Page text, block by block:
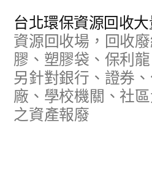
台北環保資源回收
資源回收場，回收
膠、塑膠袋、保利
另針對銀行、證券
廠、學校機關、社
之資產報廢